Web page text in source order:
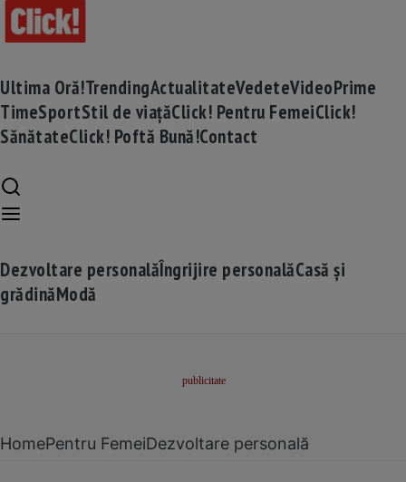
Ultima Oră!TrendingActualitateVedeteVideoPrime
TimeSportStil de viațăClick! Pentru FemeiClick!
SănătateClick! Poftă Bună!Contact
Dezvoltare personalăÎngrijire personalăCasă și
grădinăModă
HomePentru FemeiDezvoltare personală